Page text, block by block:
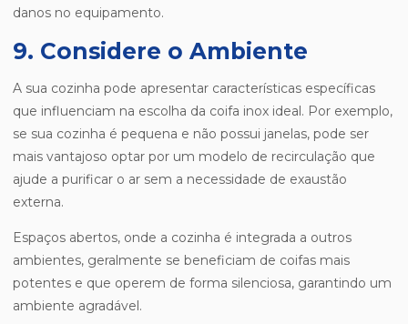
danos no equipamento.
9. Considere o Ambiente
A sua cozinha pode apresentar características específicas
que influenciam na escolha da coifa inox ideal. Por exemplo,
se sua cozinha é pequena e não possui janelas, pode ser
mais vantajoso optar por um modelo de recirculação que
ajude a purificar o ar sem a necessidade de exaustão
externa.
Espaços abertos, onde a cozinha é integrada a outros
ambientes, geralmente se beneficiam de coifas mais
potentes e que operem de forma silenciosa, garantindo um
ambiente agradável.